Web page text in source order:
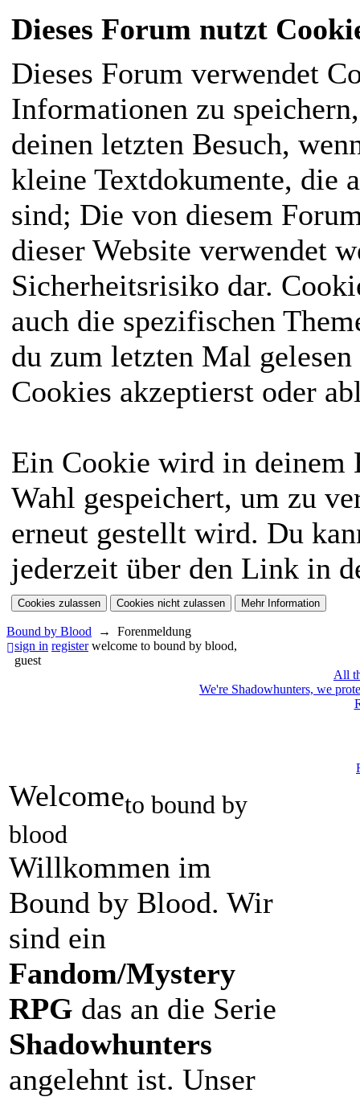
Dieses Forum nutzt
Dieses Forum verwendet
Informationen zu
deinen letzten Besuch,
kleine Textdokumente, die
sind; Die von diesem
dieser Website verwendet
Sicherheitsrisiko dar.
auch die spezifischen
du zum letzten Mal
Cookies akzeptierst oder
Ein Cookie wird in deinem
Wahl gespeichert, um zu
erneut gestellt wird. Du
jederzeit über den Link in
Bound by Blood → Forenmeldung
sign in register welcome to bound by blood,
guest
All
We're Shadowhunters, we
Welcometo bound by
blood
Willkommen im
Bound by Blood. Wir
sind ein
Fandom/Mystery
RPG das an die Serie
Shadowhunters
angelehnt ist. Unser